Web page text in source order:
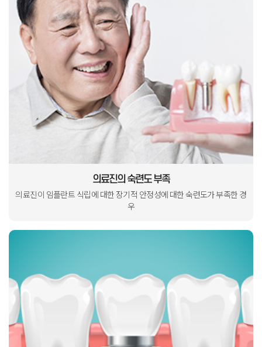
의료진의 숙련도 부족
의료진이 임플란트 식립에 대한 장기적 안정성에 대한 숙련도가 부족한 경
우